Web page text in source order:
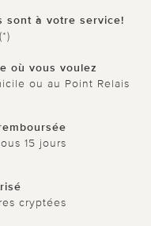
sont à votre service!
où vous voulez
ou au Point Relais
15 jours
cryptées